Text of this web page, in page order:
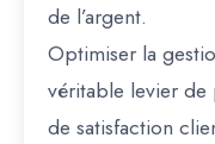
de l’argent.
Optimiser la
véritable levier
de satisfaction